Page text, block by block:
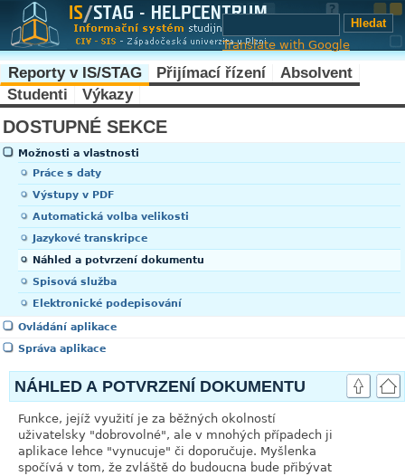
Translate with Google
Reporty v IS/STAG Přijímací řízení
Absolvent
Studenti
Výkazy
DOSTUPNÉ SEKCE
Možnosti a vlastnosti
Práce s daty
Výstupy v PDF
Automatická volba velikosti
Jazykové transkripce
Náhled a potvrzení dokumentu
Spisová služba
Elektronické podepisování
Ovládání aplikace
Správa aplikace
NÁHLED A POTVRZENÍ DOKUMENTU
Funkce, jejíž využití je za běžných okolností
uživatelsky "dobrovolné", ale v mnohých případech ji
aplikace lehce "vynucuje" či doporučuje. Myšlenka
spočívá v tom, že zvláště do budoucna bude přibývat